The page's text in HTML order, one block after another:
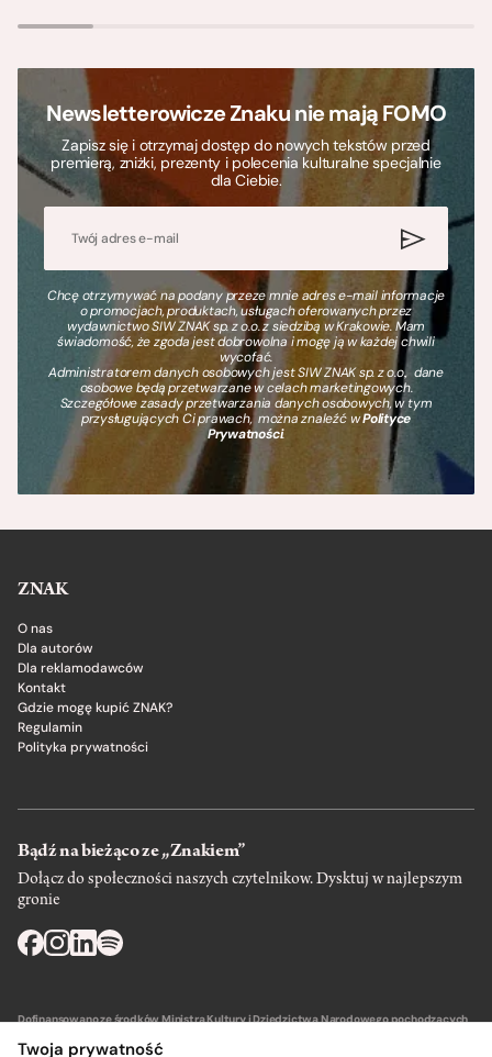
Newsletterowicze Znaku nie mają FOMO
Zapisz się i otrzymaj dostęp do nowych tekstów przed
premierą, zniżki, prezenty i polecenia kulturalne specjalnie
dla Ciebie.
Chcę otrzymywać na podany przeze mnie adres e-mail informacje
o promocjach, produktach, usługach oferowanych przez
wydawnictwo SIW ZNAK sp. z o.o. z siedzibą w Krakowie. Mam
świadomość, że zgoda jest dobrowolna i mogę ją w każdej chwili
wycofać.
Administratorem danych osobowych jest SIW ZNAK sp. z o.o., dane
osobowe będą przetwarzane w celach marketingowych.
Szczegółowe zasady przetwarzania danych osobowych, w tym
przysługujących Ci prawach, można znaleźć wPolityce
Prywatności.
ZNAK
O nas
Dla autorów
Dla reklamodawców
Kontakt
Gdzie mogę kupić ZNAK?
Regulamin
Polityka prywatności
Bądź na bieżąco ze „Znakiem”
Dołącz do społeczności naszych czytelnikow. Dysktuj w najlepszym
gronie
Dofinansowano ze środków Ministra Kultury i Dziedzictwa Narodowego pochodzących
Twoja prywatność